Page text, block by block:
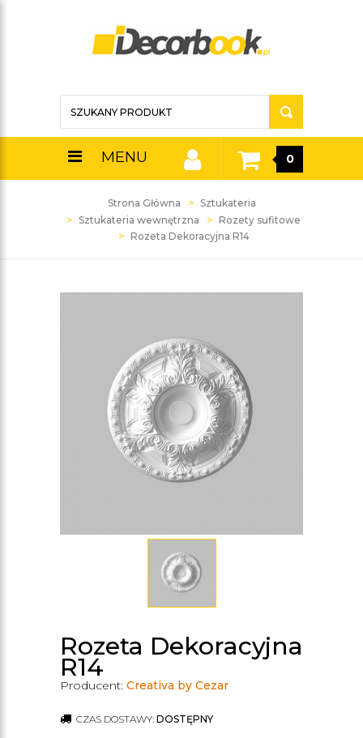
MENU 0
Strona Główna
Sztukateria
Sztukateria wewnętrzna
Rozety sufitowe
Rozeta Dekoracyjna R14
Rozeta Dekoracyjna
R14
Producent: Creativa by Cezar
CZAS DOSTAWY: DOSTĘPNY